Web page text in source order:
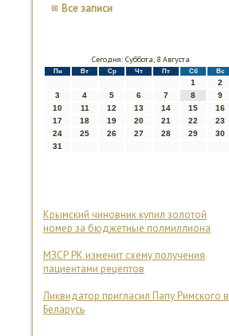
Все записи
Сегодня: Суббота, 8 Августа
Пн Вт Ср Чт Пт Сб Вс
1
2
3
4 5 6 7 8
9
10
11 12 13 14 15
16
17
18 19 20 21 22
23
24
25 26 27 28 29
30
31
Крымский чиновник купил золотой
номер за бюджетные полмиллиона
МЗСР РК изменит схему получения
пациентами рецептов
Ликвидатор пригласил Папу Римского в
Беларусь